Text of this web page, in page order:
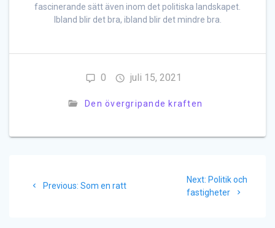
fascinerande sätt även inom det politiska landskapet.
Ibland blir det bra, ibland blir det mindre bra.
0 juli 15, 2021
Den övergripande kraften
Previous: Previous
Som en ratt
Next: Next
post:
Politik och
fastigheter